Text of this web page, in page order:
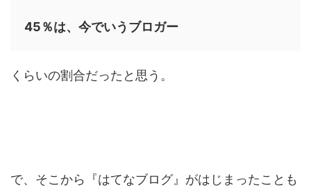
45％は、今でいうブロガー
くらいの割合だったと思う。
で、そこから『はてなブログ』がはじまったことも